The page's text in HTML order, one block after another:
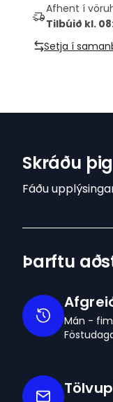
Afhent í
Tilbúið kl.
Setja í
Skráðu
Fáðu
Þarftu
Mán - fim